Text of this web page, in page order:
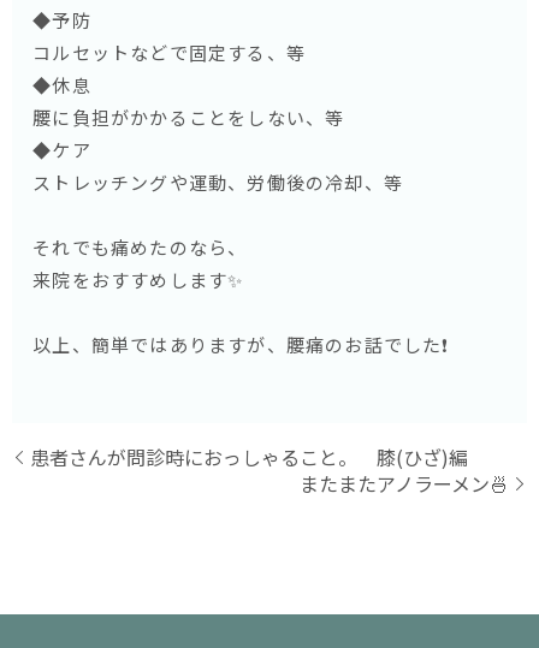
◆予防
コルセットなどで固定する、等
◆休息
腰に負担がかかることをしない、等
◆ケア
ストレッチングや運動、労働後の冷却、等
それでも痛めたのなら、
来院をおすすめします✨
以上、簡単ではありますが、腰痛のお話でした❗️
患者さんが問診時におっしゃること。 膝(ひざ)編
またまたアノラーメン🍜